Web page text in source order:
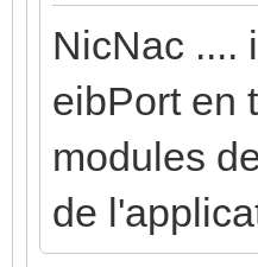
NicNac ....
eibPort en
modules
de